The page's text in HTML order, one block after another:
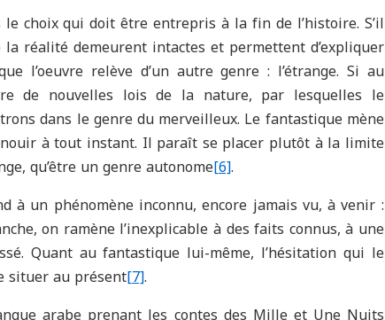
choix qui doit être entrepris à la fin de l’histoire. S’il
réalité demeurent intactes et permettent d’expliquer
l’oeuvre relève d’un autre genre : l’étrange. Si au
de nouvelles lois de la nature, par lesquelles le
dans le genre du merveilleux. Le fantastique mène
à tout instant. Il paraît se placer plutôt à la limite
qu’être un genre autonome[6].
à un phénomène inconnu, encore jamais vu, à venir :
on ramène l’inexplicable à des faits connus, à une
Quant au fantastique lui-même, l’hésitation qui le
situer au présent[7].